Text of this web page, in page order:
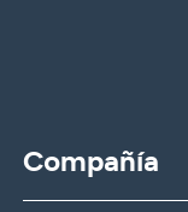
Compañía